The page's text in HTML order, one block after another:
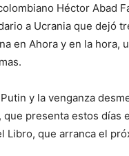
Héctor Abad
a Ucrania que dejó
en Ahora y en la hora,
y la venganza
presenta estos días
que arranca el